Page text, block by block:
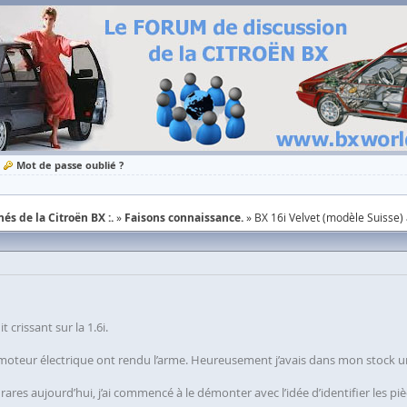
Mot de passe oublié ?
de la Citroën BX :. Faisons connaissance. BX 16i Velvet (modèle Suisse)
crissant sur la 1.6i.
électrique ont rendu l’arme. Heureusement j’avais dans mon
aujourd’hui, j’ai commencé à le démonter avec l’idée d’identifier les